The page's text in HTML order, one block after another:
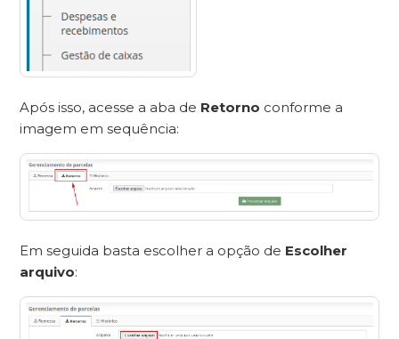
Após isso, acesse a aba de Retorno conforme a
imagem em sequência:
Em seguida basta escolher a opção de Escolher
arquivo: